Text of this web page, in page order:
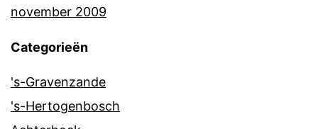
november 2009
Categorieën
's-Gravenzande
's-Hertogenbosch